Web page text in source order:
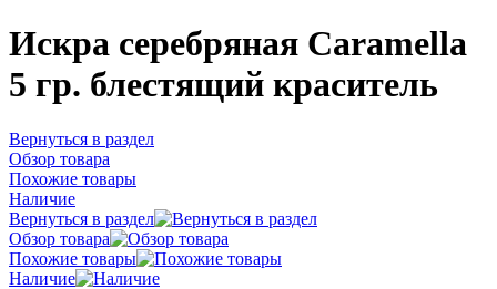
Искра серебряная Caramella
5 гр. блестящий краситель
Вернуться в раздел
Обзор товара
Похожие товары
Наличие
Вернуться в раздел
Обзор товара
Похожие товары
Наличие